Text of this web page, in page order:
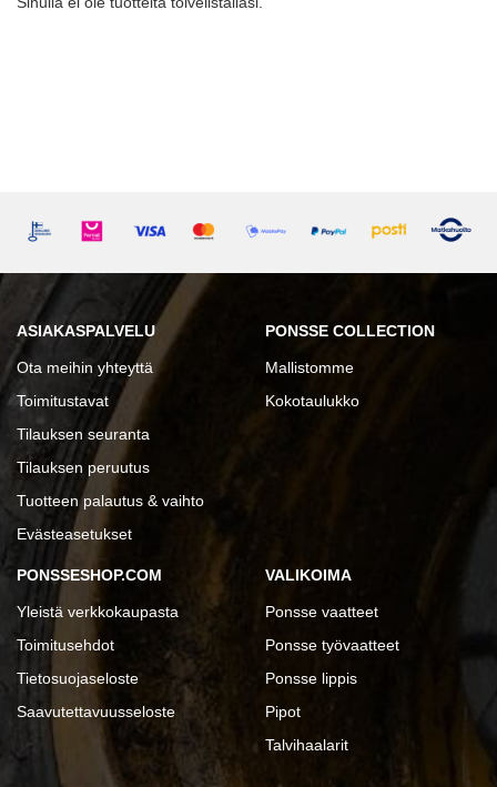
ASIAKASPALVELU
Ota meihin yhteyttä
Toimitustavat
Tilauksen seuranta
Tilauksen peruutus
Tuotteen palautus & vaihto
Evästeasetukset
PONSSE COLLECTION
Mallistomme
Kokotaulukko
PONSSESHOP.COM
Yleistä verkkokaupasta
Toimitusehdot
Tietosuojaseloste
Saavutettavuusseloste
VALIKOIMA
Ponsse vaatteet
Ponsse työvaatteet
Ponsse lippis
Pipot
Talvihaalarit